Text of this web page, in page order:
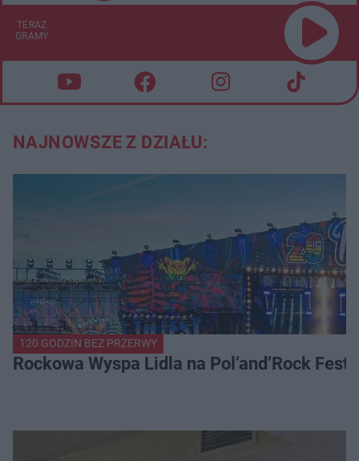
TERAZ
GRAMY
NAJNOWSZE Z DZIAŁU:
120 GODZIN BEZ PRZERWY
Rockowa Wyspa Lidla na Pol’and’Rock